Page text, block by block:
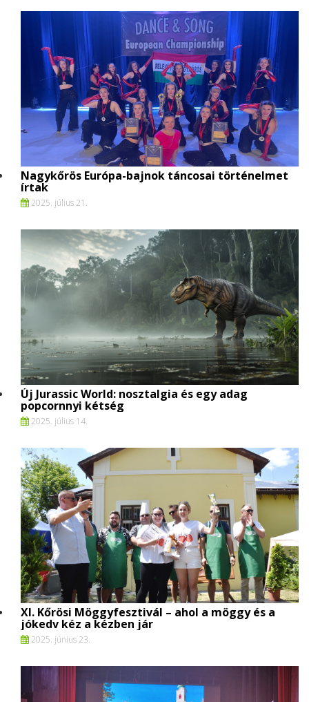
Nagykőrös Európa-bajnok táncosai történelmet
írtak
2025. július 21.
Új Jurassic World: nosztalgia és egy adag
popcornnyi kétség
2025. július 14.
XI. Kőrösi Möggyfesztivál – ahol a möggy és a
jókedv kéz a kézben jár
2025. június 23.